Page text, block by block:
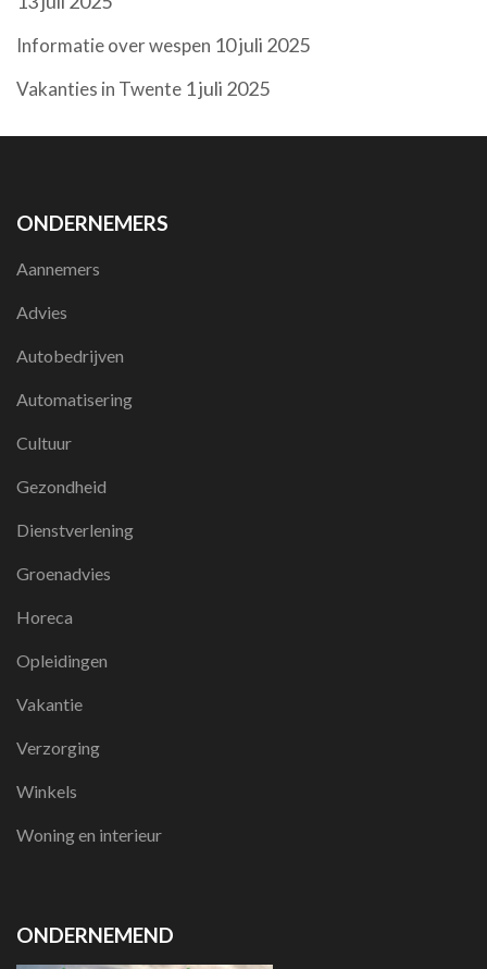
Informatie over wespen 10 juli 2025
Vakanties in Twente 1 juli 2025
ONDERNEMERS
Aannemers
Advies
Autobedrijven
Automatisering
Cultuur
Gezondheid
Dienstverlening
Groenadvies
Horeca
Opleidingen
Vakantie
Verzorging
Winkels
Woning en interieur
ONDERNEMEND